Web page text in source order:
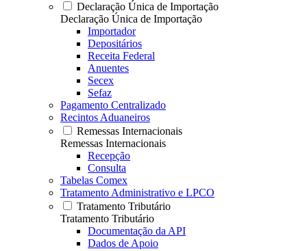
Declaração Única de Importação
Declaração Única de Importação
Importador
Depositários
Receita Federal
Anuentes
Secex
Sefaz
Pagamento Centralizado
Recintos Aduaneiros
Remessas Internacionais
Remessas Internacionais
Recepção
Consulta
Tabelas Comex
Tratamento Administrativo e LPCO
Tratamento Tributário
Tratamento Tributário
Documentação da API
Dados de Apoio